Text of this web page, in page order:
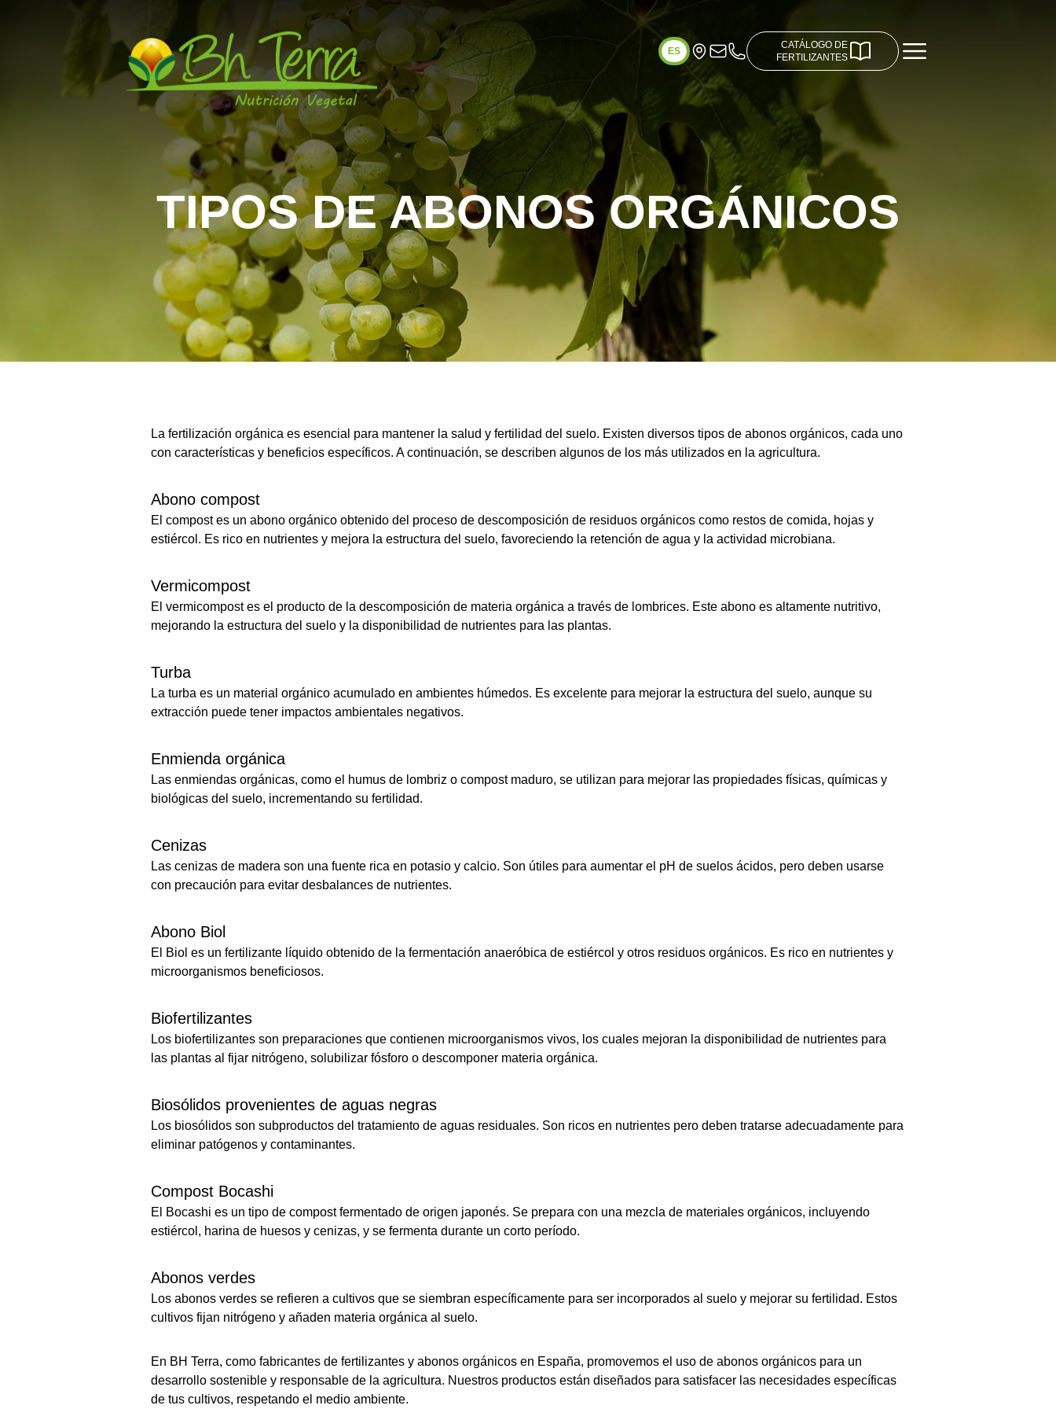
ES
CATÁLOGO DE
FERTILIZANTES
TIPOS DE ABONOS ORGÁNICOS
La fertilización orgánica es esencial para mantener la salud y fertilidad del suelo. Existen diversos tipos de abonos orgánicos, cada uno
con características y beneficios específicos. A continuación, se describen algunos de los más utilizados en la agricultura.
Abono compost
El compost es un abono orgánico obtenido del proceso de descomposición de residuos orgánicos como restos de comida, hojas y
estiércol. Es rico en nutrientes y mejora la estructura del suelo, favoreciendo la retención de agua y la actividad microbiana.
Vermicompost
El vermicompost es el producto de la descomposición de materia orgánica a través de lombrices. Este abono es altamente nutritivo,
mejorando la estructura del suelo y la disponibilidad de nutrientes para las plantas.
Turba
La turba es un material orgánico acumulado en ambientes húmedos. Es excelente para mejorar la estructura del suelo, aunque su
extracción puede tener impactos ambientales negativos.
Enmienda orgánica
Las enmiendas orgánicas, como el humus de lombriz o compost maduro, se utilizan para mejorar las propiedades físicas, químicas y
biológicas del suelo, incrementando su fertilidad.
Cenizas
Las cenizas de madera son una fuente rica en potasio y calcio. Son útiles para aumentar el pH de suelos ácidos, pero deben usarse
con precaución para evitar desbalances de nutrientes.
Abono Biol
El Biol es un fertilizante líquido obtenido de la fermentación anaeróbica de estiércol y otros residuos orgánicos. Es rico en nutrientes y
microorganismos beneficiosos.
Biofertilizantes
Los biofertilizantes son preparaciones que contienen microorganismos vivos, los cuales mejoran la disponibilidad de nutrientes para
las plantas al fijar nitrógeno, solubilizar fósforo o descomponer materia orgánica.
Biosólidos provenientes de aguas negras
Los biosólidos son subproductos del tratamiento de aguas residuales. Son ricos en nutrientes pero deben tratarse adecuadamente para
eliminar patógenos y contaminantes.
Compost Bocashi
El Bocashi es un tipo de compost fermentado de origen japonés. Se prepara con una mezcla de materiales orgánicos, incluyendo
estiércol, harina de huesos y cenizas, y se fermenta durante un corto período.
Abonos verdes
Los abonos verdes se refieren a cultivos que se siembran específicamente para ser incorporados al suelo y mejorar su fertilidad. Estos
cultivos fijan nitrógeno y añaden materia orgánica al suelo.
En BH Terra, como fabricantes de fertilizantes y abonos orgánicos en España, promovemos el uso de abonos orgánicos para un
desarrollo sostenible y responsable de la agricultura. Nuestros productos están diseñados para satisfacer las necesidades específicas
de tus cultivos, respetando el medio ambiente.